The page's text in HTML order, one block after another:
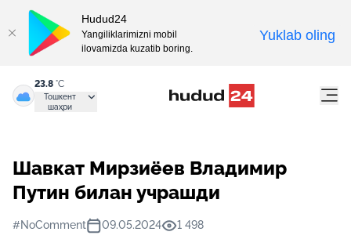
23.8 °C
Тошкент
шаҳри
Шавкат Мирзиёев Владимир
Путин билан учрашди
#NoComment 09.05.2024 1 498
Hudud24
Yangiliklarimizni mobil
ilovamizda kuzatib boring.
Yuklab oling